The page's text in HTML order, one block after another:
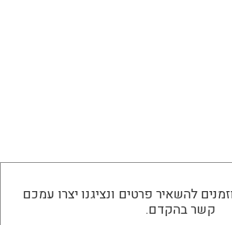
להשאיר פרטים ונציגנו יצרו עמכם
קשר בהקדם.